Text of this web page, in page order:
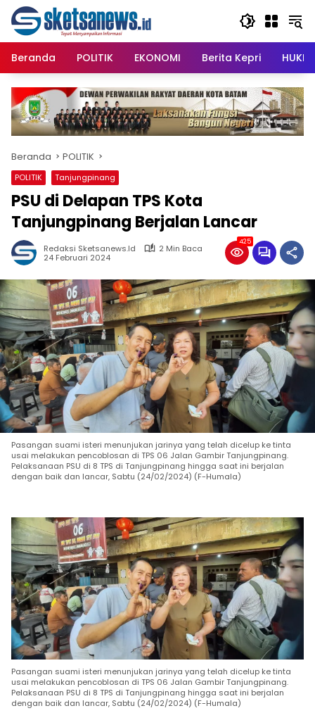
content
Langsung
konten
Beranda
POLITIK EKONOMI Berita Kepri
Beranda POLITIK
POLITIK Tanjungpinang
PSU di Delapan TPS Kota
Tanjungpinang Berjalan Lancar
Redaksi Sketsanews.id
2 Min Baca
24 Februari 2024
425
Pasangan suami isteri menunjukan jarinya yang telah dicelup ke tinta
usai melakukan pencoblosan di TPS 06 Jalan Gambir Tanjungpinang.
Pelaksanaan PSU di 8 TPS di Tanjungpinang hingga saat ini berjalan
dengan baik dan lancar, Sabtu (24/02/2024) (F-Humala)
Pasangan suami isteri menunjukan jarinya yang telah dicelup ke tinta
usai melakukan pencoblosan di TPS 06 Jalan Gambir Tanjungpinang.
Pelaksanaan PSU di 8 TPS di Tanjungpinang hingga saat ini berjalan
dengan baik dan lancar, Sabtu (24/02/2024) (F-Humala)